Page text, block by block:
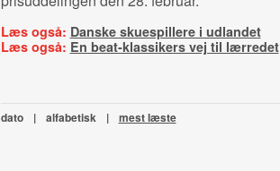
Læs også: Danske skuespillere i udlandet
Læs også: En beat-klassikers vej til lærredet
dato | alfabetisk | mest læste